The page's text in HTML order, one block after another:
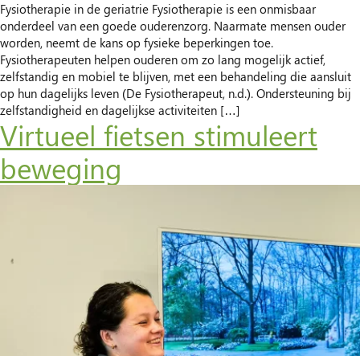
Fysiotherapie in de geriatrie Fysiotherapie is een onmisbaar
onderdeel van een goede ouderenzorg. Naarmate mensen ouder
worden, neemt de kans op fysieke beperkingen toe.
Fysiotherapeuten helpen ouderen om zo lang mogelijk actief,
zelfstandig en mobiel te blijven, met een behandeling die aansluit
op hun dagelijks leven (De Fysiotherapeut, n.d.). Ondersteuning bij
zelfstandigheid en dagelijkse activiteiten […]
Virtueel fietsen stimuleert
beweging